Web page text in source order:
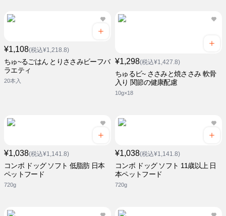
¥1,108(税込¥1,218.8)
ちゅ~るごはん とりささみビーフバ
ラエティ
20本入
¥1,298(税込¥1,427.8)
ちゅるビ~ ささみと焼ささみ 軟骨
入り 関節の健康配慮
10g×18
¥1,038(税込¥1,141.8)
コンボ ドッグ ソフト 低脂肪 日本
ペットフード
720g
¥1,038(税込¥1,141.8)
コンボ ドッグ ソフト 11歳以上 日
本ペットフード
720g